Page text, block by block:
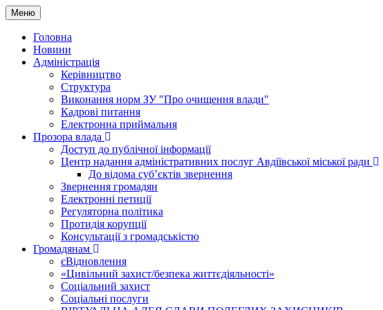
Меню
Головна
Новини
Адміністрація
Керівництво
Структура
Виконання норм ЗУ "Про очищення влади"
Кадрові питання
Електронна приймальня
Прозора влада
Доступ до публічної інформації
Центр надання адміністративних послуг Авдіївської міської ради
До відома суб’єктів звернення
Звернення громадян
Електронні петиції
Регуляторна політика
Протидія корупції
Консультації з громадськістю
Громадянам
єВідновлення
«Цивільний захист/безпека життєдіяльності»
Соціальний захист
Соціальні послуги